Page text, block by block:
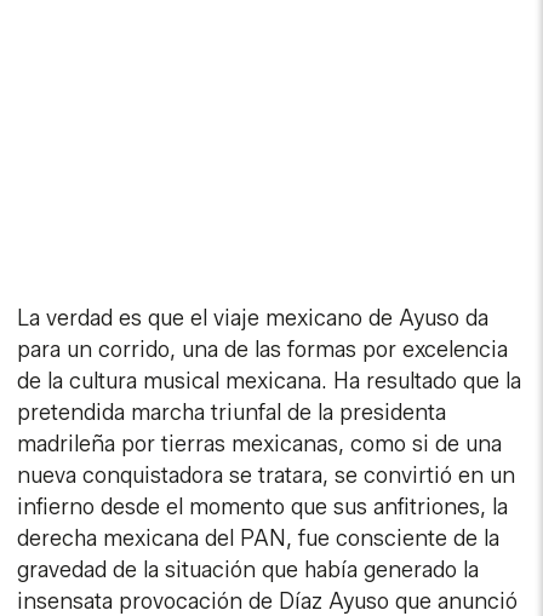
La verdad es que el viaje mexicano de Ayuso da
para un corrido, una de las formas por excelencia
de la cultura musical mexicana. Ha resultado que la
pretendida marcha triunfal de la presidenta
madrileña por tierras mexicanas, como si de una
nueva conquistadora se tratara, se convirtió en un
infierno desde el momento que sus anfitriones, la
derecha mexicana del PAN, fue consciente de la
gravedad de la situación que había generado la
insensata provocación de Díaz Ayuso que anunció